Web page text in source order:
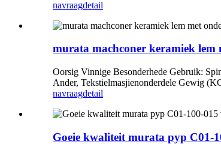
navraagdetail
murata machconer keramiek lem
Oorsig Vinnige Besonderhede Gebruik:
Ander, Tekstielmasjienonderdele Gewig
navraagdetail
Goeie kwaliteit murata pyp C01-